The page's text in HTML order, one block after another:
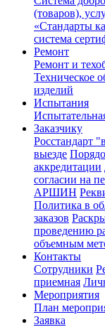
(товаров),
«Стандарты
система
Ремонт
Ремонт и
Техническое
изделий
Испытания
Заказчику
Росстандарт
выезде
аккредитации
согласии на
АРШИН
Политика в
заказов
проведению
объемным
Контакты
Сотрудники
приемная
Мероприятия
План
Заявка